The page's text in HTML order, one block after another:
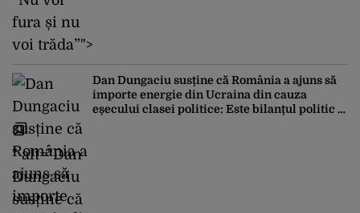
fura și nu
voi trăda”">
" alt="Dan
Dungaciu
susține că
Dan Dungaciu susține că România a ajuns să
importe energie din Ucraina din cauza
eșecului clasei politice: Este bilanțul politic al